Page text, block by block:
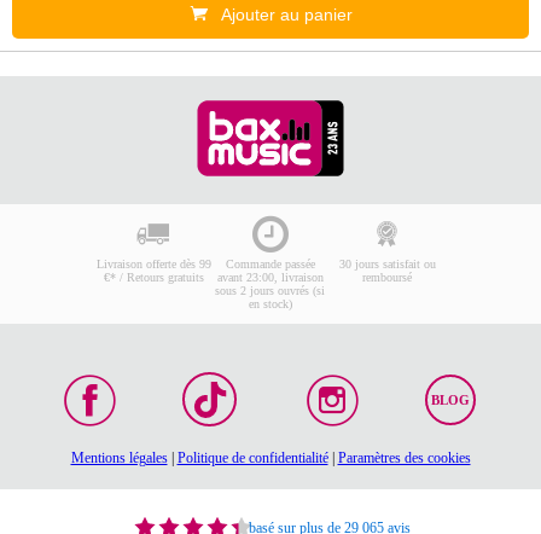
Ajouter au panier
Livraison offerte dès 99
€* / Retours gratuits
Commande passée
avant 23:00, livraison
sous 2 jours ouvrés (si
en stock)
30 jours satisfait ou
remboursé
BLOG
Mentions légales| Politique de confidentialité| Paramètres des cookies
basé sur plus de 29 065 avis